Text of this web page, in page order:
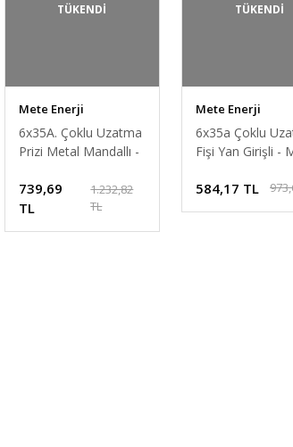
TÜKENDİ
Mete Enerji
6x35A. Çoklu Uzatma
Prizi Metal Mandallı -
403105S
739,69
TL
1.232,82
TL
TÜKENDİ
Mete Enerji
6x35a Çoklu
Fişi Yan Girişli -
584,17 TL